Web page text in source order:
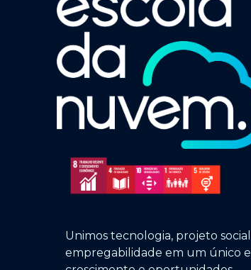
Unimos tecnologia, projeto
empregabilidade em um único